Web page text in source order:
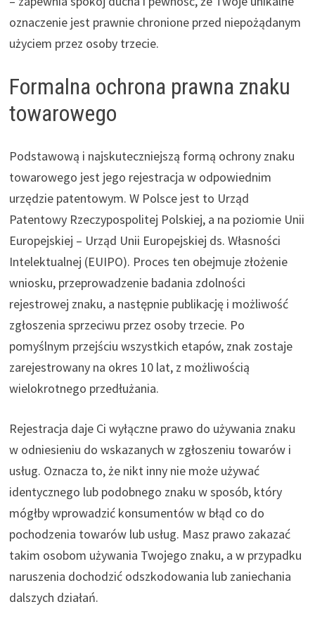
oznaczenie jest prawnie chronione przed niepożądanym
użyciem przez osoby trzecie.
Formalna ochrona prawna znaku
towarowego
Podstawową i najskuteczniejszą formą ochrony znaku
towarowego jest jego rejestracja w odpowiednim
urzędzie patentowym. W Polsce jest to Urząd
Patentowy Rzeczypospolitej Polskiej, a na poziomie Unii
Europejskiej – Urząd Unii Europejskiej ds. Własności
Intelektualnej (EUIPO). Proces ten obejmuje złożenie
wniosku, przeprowadzenie badania zdolności
rejestrowej znaku, a następnie publikację i możliwość
zgłoszenia sprzeciwu przez osoby trzecie. Po
pomyślnym przejściu wszystkich etapów, znak zostaje
zarejestrowany na okres 10 lat, z możliwością
wielokrotnego przedłużania.
Rejestracja daje Ci wyłączne prawo do używania znaku
w odniesieniu do wskazanych w zgłoszeniu towarów i
usług. Oznacza to, że nikt inny nie może używać
identycznego lub podobnego znaku w sposób, który
mógłby wprowadzić konsumentów w błąd co do
pochodzenia towarów lub usług. Masz prawo zakazać
takim osobom używania Twojego znaku, a w przypadku
naruszenia dochodzić odszkodowania lub zaniechania
dalszych działań.